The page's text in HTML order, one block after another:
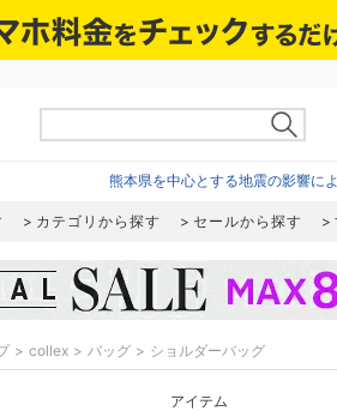
熊本県を中心とする地震の影響に
カテゴリから探す セールから探す
collex バッグ ショルダーバッグ
アイテム